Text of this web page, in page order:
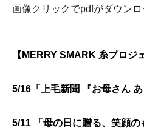
画像クリックでpdfがダウンロ
【MERRY SMARK 糸プロジ
5/16「上毛新聞 『お母さん あ
5/11 「 母の日に贈る、笑顔の